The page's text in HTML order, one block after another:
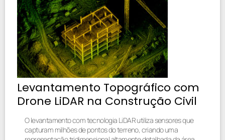
Levantamento Topográfico com
Drone LiDAR na Construção Civil
O levantamento com tecnologia LiDAR utiliza sensores que
capturam milhões de pontos do terreno, criando uma